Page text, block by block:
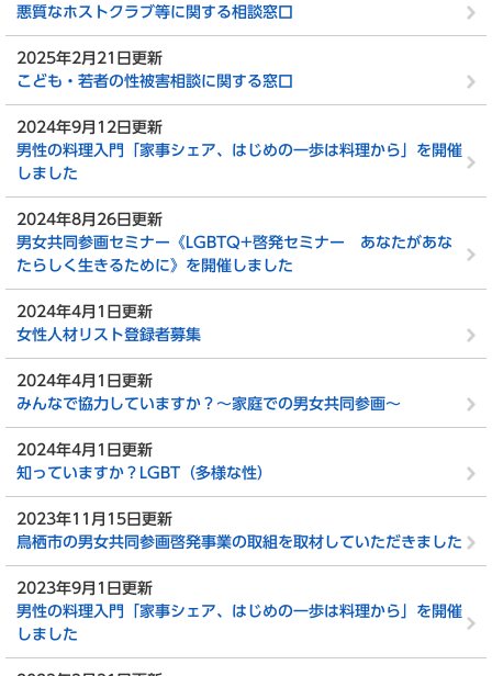
悪質なホストクラブ等に関する相談窓口
2025年2月21日更新
こども・若者の性被害相談に関する窓口
2024年9月12日更新
男性の料理入門「家事シェア、はじめの一歩は料理から」を開催
しました
2024年8月26日更新
男女共同参画セミナー《LGBTQ+啓発セミナー あなたがあな
たらしく生きるために》を開催しました
2024年4月1日更新
女性人材リスト登録者募集
2024年4月1日更新
みんなで協力していますか？～家庭での男女共同参画～
2024年4月1日更新
知っていますか？LGBT（多様な性）
2023年11月15日更新
鳥栖市の男女共同参画啓発事業の取組を取材していただきました
2023年9月1日更新
男性の料理入門「家事シェア、はじめの一歩は料理から」を開催
しました